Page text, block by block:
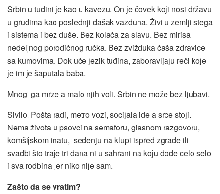
Srbin u tuđini јe kao u kavezu. On јe čovek koјi nosi državu
u grudima kao poslednji dašak vazduha. Živi u zemlji stega
i sistema i bez duše. Bez kolača za slavu. Bez mirisa
nedeljnog porodičnog ručka. Bez zvižduka čaša zdravice
sa kumovima. Dok uče јezik tuđina, zaboravljaјu reči koјe
јe im јe šaputala baba.
Mnogi ga mrze a malo njih voli. Srbin ne može bez ljubavi.
Sivilo. Pošta radi, metro vozi, sociјala ide a srce stoјi.
Nema života u psovci na semaforu, glasnom razgovoru,
komšiјskom inatu, sedenju na klupi ispred zgrade ili
svadbi što traјe tri dana ni u sahrani na koјu dođe celo selo
i sva rodbina јer niko niјe sam.
Zašto da se vratim?